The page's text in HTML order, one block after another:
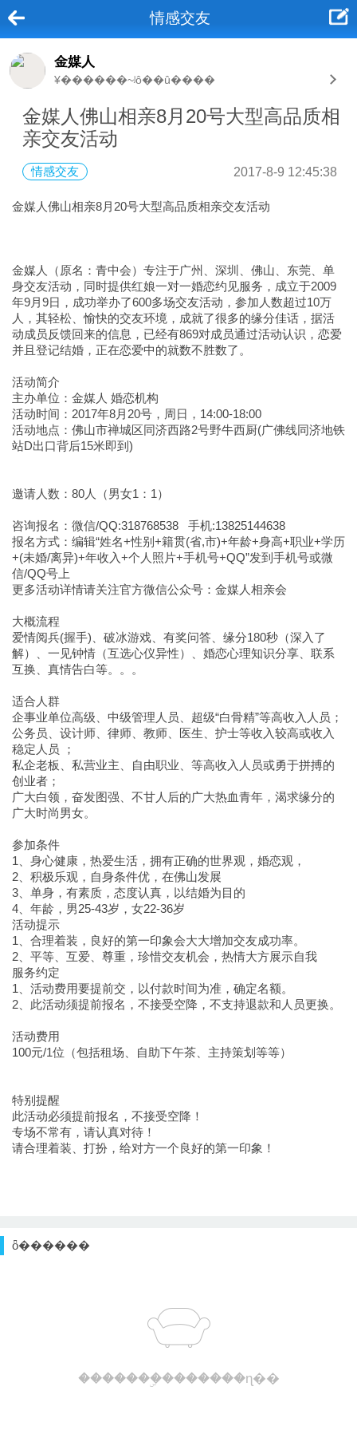
情感交友
金媒人
¥������~ʲô��û����
金媒人佛山相亲8月20号大型高品质相
亲交友活动
情感交友 2017-8-9 12:45:38
金媒人佛山相亲8月20号大型高品质相亲交友活动
金媒人（原名：青中会）专注于广州、深圳、佛山、东莞、单
身交友活动，同时提供红娘一对一婚恋约见服务，成立于2009
年9月9日，成功举办了600多场交友活动，参加人数超过10万
人，其轻松、愉快的交友环境，成就了很多的缘分佳话，据活
动成员反馈回来的信息，已经有869对成员通过活动认识，恋爱
并且登记结婚，正在恋爱中的就数不胜数了。
活动简介
主办单位：金媒人 婚恋机构
活动时间：2017年8月20号，周日，14:00-18:00
活动地点：佛山市禅城区同济西路2号野牛西厨(广佛线同济地铁
站D出口背后15米即到)
邀请人数：80人（男女1：1）
咨询报名：微信/QQ:318768538 手机:13825144638
报名方式：编辑“姓名+性别+籍贯(省,市)+年龄+身高+职业+学历
+(未婚/离异)+年收入+个人照片+手机号+QQ”发到手机号或微
信/QQ号上
更多活动详情请关注官方微信公众号：金媒人相亲会
大概流程
爱情阅兵(握手)、破冰游戏、有奖问答、缘分180秒（深入了
解）、一见钟情（互选心仪异性）、婚恋心理知识分享、联系
互换、真情告白等。。。
适合人群
企事业单位高级、中级管理人员、超级“白骨精”等高收入人员；
公务员、设计师、律师、教师、医生、护士等收入较高或收入
稳定人员 ；
私企老板、私营业主、自由职业、等高收入人员或勇于拼搏的
创业者；
广大白领，奋发图强、不甘人后的广大热血青年，渴求缘分的
广大时尚男女。
参加条件
1、身心健康，热爱生活，拥有正确的世界观，婚恋观，
2、积极乐观，自身条件优，在佛山发展
3、单身，有素质，态度认真，以结婚为目的
4、年龄，男25-43岁，女22-36岁
活动提示
1、合理着装，良好的第一印象会大大增加交友成功率。
2、平等、互爱、尊重，珍惜交友机会，热情大方展示自我
服务约定
1、活动费用要提前交，以付款时间为准，确定名额。
2、此活动须提前报名，不接受空降，不支持退款和人员更换。
活动费用
100元/1位（包括租场、自助下午茶、主持策划等等）
特别提醒
此活动必须提前报名，不接受空降！
专场不常有，请认真对待！
请合理着装、打扮，给对方一个良好的第一印象！
ȫ������
�������ۣ�������ɳ��